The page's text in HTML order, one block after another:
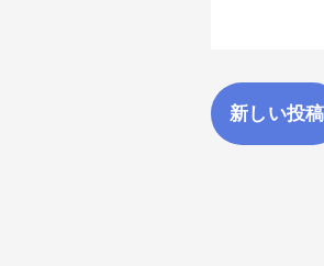
新しい投稿